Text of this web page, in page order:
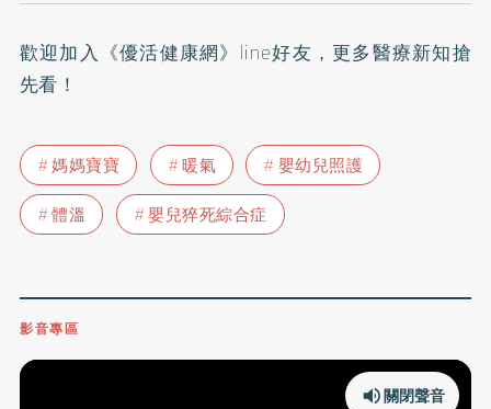
歡迎加入 《優活健康網》line好友 ，更多醫療新知搶
先看！
媽媽寶寶 暖氣
嬰幼兒照護
體溫
嬰兒猝死綜合症
影音專區
關閉聲音